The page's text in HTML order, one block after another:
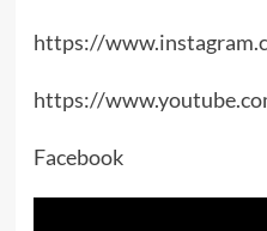
https://
https://
Facebook